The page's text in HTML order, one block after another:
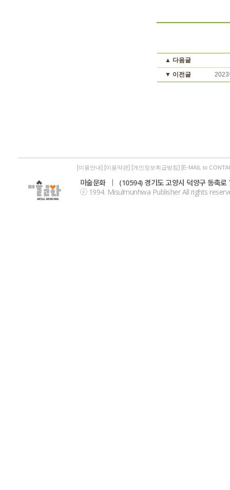
▲ 다음글
▼ 이전글
2023
[이용안내] [이용약관] [개인정보취급방침] [E-MAIL to
미술문화 |
(10594) 경기도 고양시 덕양구 동축
ⓒ 1994. Misulmunhwa Publisher All rights